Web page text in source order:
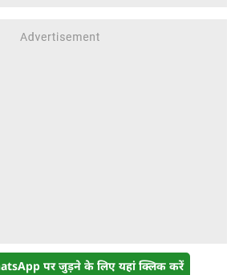
पर जुड़ने के लिए यहां क्लिक करें